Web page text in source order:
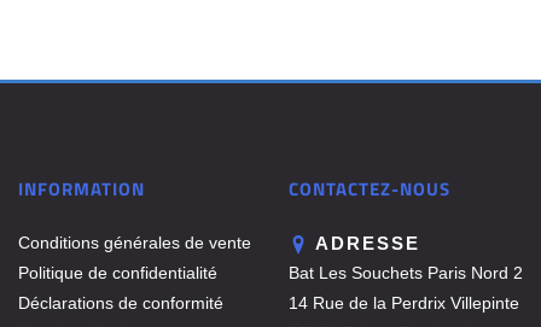
INFORMATION
Conditions générales de vente
Politique de confidentialité
Déclarations de conformité
CONTACTEZ-NOUS
ADRESSE
Bat Les Souchets Paris Nord 2
14 Rue de la Perdrix Villepinte